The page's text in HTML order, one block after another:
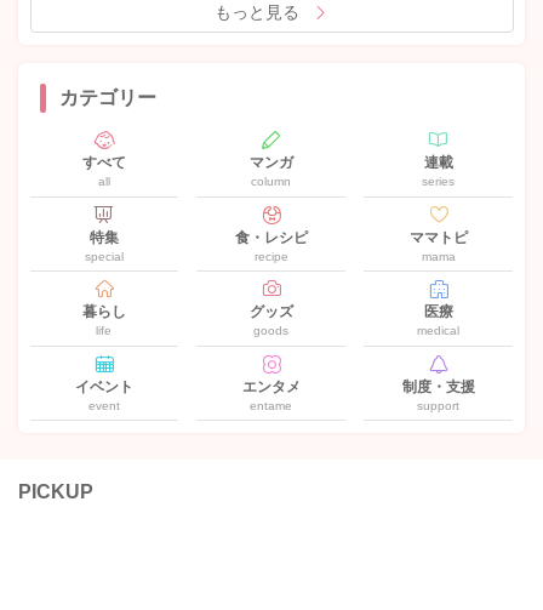
もっと見る
カテゴリー
すべて
all
マンガ
column
連載
series
特集
special
食・レシピ
recipe
ママトピ
mama
暮らし
life
グッズ
goods
医療
medical
イベント
event
エンタメ
entame
制度・支援
support
PICKUP